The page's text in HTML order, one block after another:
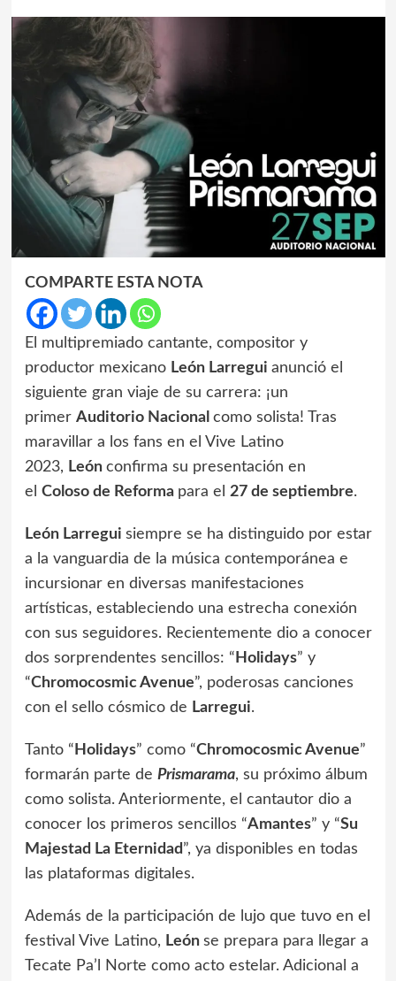
COMPARTE ESTA NOTA
El multipremiado cantante, compositor y
productor mexicano León Larregui anunció el
siguiente gran viaje de su carrera: ¡un
primer Auditorio Nacional como solista! Tras
maravillar a los fans en el Vive Latino
2023, León confirma su presentación en
el Coloso de Reforma para el 27 de septiembre.
León Larregui siempre se ha distinguido por estar
a la vanguardia de la música contemporánea e
incursionar en diversas manifestaciones
artísticas, estableciendo una estrecha conexión
con sus seguidores. Recientemente dio a conocer
dos sorprendentes sencillos: “ Holidays” y
“Chromocosmic Avenue”, poderosas canciones
con el sello cósmico de Larregui.
Tanto “ Holidays” como “Chromocosmic Avenue”
formarán parte de Prismarama, su próximo álbum
como solista. Anteriormente, el cantautor dio a
conocer los primeros sencillos “Amantes” y “Su
Majestad La Eternidad ”, ya disponibles en todas
las plataformas digitales.
Además de la participación de lujo que tuvo en el
festival Vive Latino, León se prepara para llegar a
Tecate Pa’l Norte como acto estelar. Adicional a